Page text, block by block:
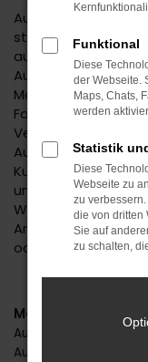
Audi ist ein
steht einerseits für
auch für
Ausstattung. Im
Mobilität in Horb
Verwurzelung. Seit
Audi einen der
Kunden aus Horb
und die
Wir haben immer
Anliegen und
oder in die nähere
Modelle
Audi A4 Horb
Audi Q3 Horb
Funktional
Diese
der Webseite.
Maps, Chats,
werden
Statistik
Diese
Webseite zu
zu
die von dritten
Sie auf
zu schalten,